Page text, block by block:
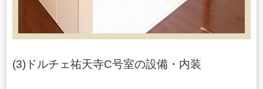
(3)ドルチェ祐天寺C号室の設備・内装